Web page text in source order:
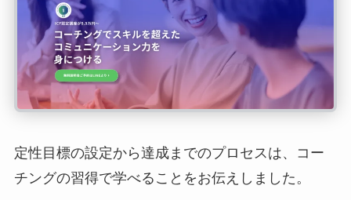
定性目標の設定から達成までのプロセスは、コー
チングの習得で学べることをお伝えしました。